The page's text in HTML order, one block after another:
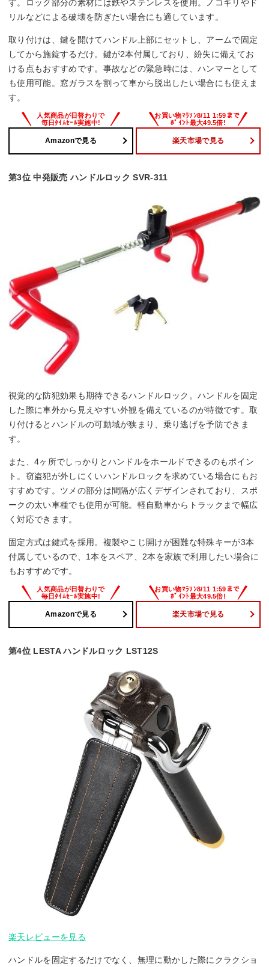
す。ロック部分の素材には鉄やステンレスを使用。ノコギリやド
リルなどによる破壊を防ぎたい場合にも適しています。
取り付けは、鍵を開けてハンドル上部にセットし、アームで固定
してから施錠するだけ。鍵が2本付属しており、紛失に備えてお
ける点もおすすめです。事故などの緊急時には、ハンマーとして
も使用可能。窓ガラスを割って車から脱出したい場合にも使えま
す。
Amazonで見る 楽天市場で見る
第3位 中発販売 ハンドルロック SVR-311
視覚的な防犯効果も期待できるハンドルロック。ハンドルを固定
した際に車外から見えやすい外観を備えているのが特徴です。取
り付けるとハンドルの可動域が狭まり、乗り逃げを予防できま
す。
また、4ヶ所でしっかりとハンドルをホールドできるのもポイン
ト。窃盗犯が外しにくいハンドルロックを求めている場合にもお
すすめです。ツメの部分は間隔が広くデザインされており、スポ
ークの太い車種でも使用が可能。軽自動車からトラックまで幅広
く対応できます。
固定方式は鍵式を採用。複製やこじ開けが困難な特殊キーが3本
付属しているので、1本をスペア、2本を家族で利用したい場合に
もおすすめです。
Amazonで見る 楽天市場で見る
第4位 LESTA ハンドルロック LST12S
楽天レビューを見る
ハンドルを固定するだけでなく、無理に動かした際にクラクショ